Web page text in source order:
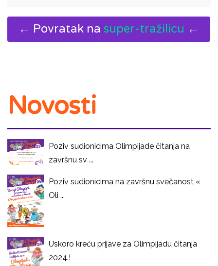
← Povratak na super-tražilicu ←
Novosti
Poziv sudionicima Olimpijade čitanja na
završnu sv ...
Poziv sudionicima na završnu svečanost «
Oli ...
Uskoro kreću prijave za Olimpijadu čitanja
2024.!